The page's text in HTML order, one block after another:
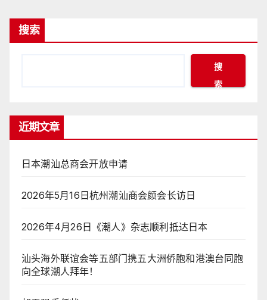
页
搜索
搜
索
近期文章
日本潮汕总商会开放申请
2026年5月16日杭州潮汕商会颜会长访日
2026年4月26日《潮人》杂志顺利抵达日本
汕头海外联谊会等五部门携五大洲侨胞和港澳台同胞
向全球潮人拜年！